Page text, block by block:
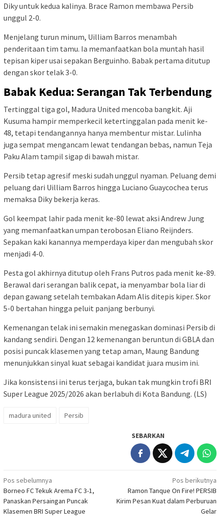
Diky untuk kedua kalinya. Brace Ramon membawa Persib
unggul 2-0.
Menjelang turun minum, Uilliam Barros menambah
penderitaan tim tamu. Ia memanfaatkan bola muntah hasil
tepisan kiper usai sepakan Berguinho. Babak pertama ditutup
dengan skor telak 3-0.
Babak Kedua: Serangan Tak Terbendung
Tertinggal tiga gol, Madura United mencoba bangkit. Aji
Kusuma hampir memperkecil ketertinggalan pada menit ke-
48, tetapi tendangannya hanya membentur mistar. Lulinha
juga sempat mengancam lewat tendangan bebas, namun Teja
Paku Alam tampil sigap di bawah mistar.
Persib tetap agresif meski sudah unggul nyaman. Peluang demi
peluang dari Uilliam Barros hingga Luciano Guaycochea terus
memaksa Diky bekerja keras.
Gol keempat lahir pada menit ke-80 lewat aksi Andrew Jung
yang memanfaatkan umpan terobosan Eliano Reijnders.
Sepakan kaki kanannya memperdaya kiper dan mengubah skor
menjadi 4-0.
Pesta gol akhirnya ditutup oleh Frans Putros pada menit ke-89.
Berawal dari serangan balik cepat, ia menyambar bola liar di
depan gawang setelah tembakan Adam Alis ditepis kiper. Skor
5-0 bertahan hingga peluit panjang berbunyi.
Kemenangan telak ini semakin menegaskan dominasi Persib di
kandang sendiri. Dengan 12 kemenangan beruntun di GBLA dan
posisi puncak klasemen yang tetap aman, Maung Bandung
menunjukkan sinyal kuat sebagai kandidat juara musim ini.
Jika konsistensi ini terus terjaga, bukan tak mungkin trofi BRI
Super League 2025/2026 akan berlabuh di Kota Bandung. (LS)
madura united Persib
SEBARKAN
Navigasi
pos
Pos sebelumnya
Borneo FC Tekuk Arema FC 3-1,
Panaskan Persaingan Puncak
Klasemen BRI Super League
Pos berikutnya
Ramon Tanque On Fire! PERSIB
Kirim Pesan Kuat dalam Perburuan
Gelar